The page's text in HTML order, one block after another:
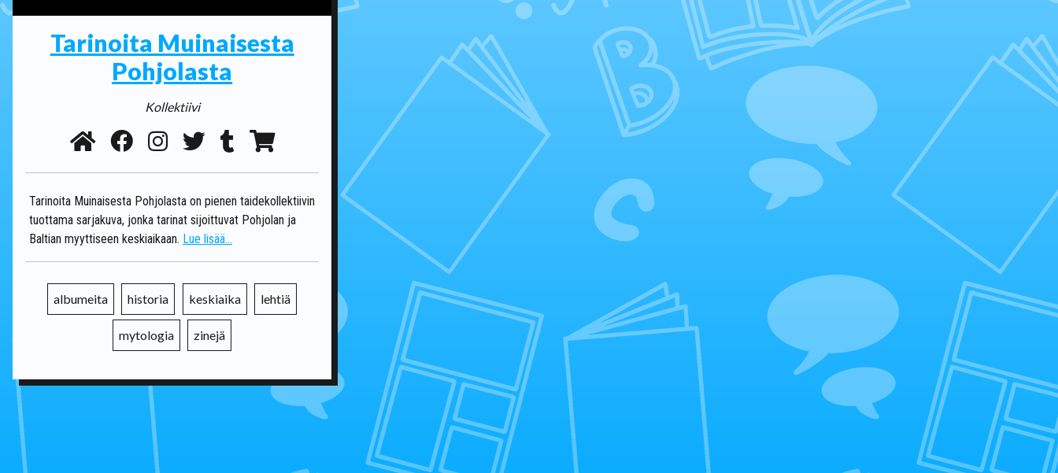
Tarinoita Muinaisesta
Pohjolasta
Kollektiivi
Tarinoita Muinaisesta Pohjolasta on pienen taidekollektiivin
tuottama sarjakuva, jonka tarinat sijoittuvat Pohjolan ja
Baltian myyttiseen keskiaikaan. Lue lisää...
albumeita historia keskiaika lehtiä
mytologia zinejä